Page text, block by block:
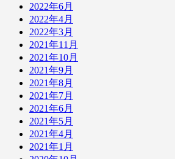
2022年6月
2022年4月
2022年3月
2021年11月
2021年10月
2021年9月
2021年8月
2021年7月
2021年6月
2021年5月
2021年4月
2021年1月